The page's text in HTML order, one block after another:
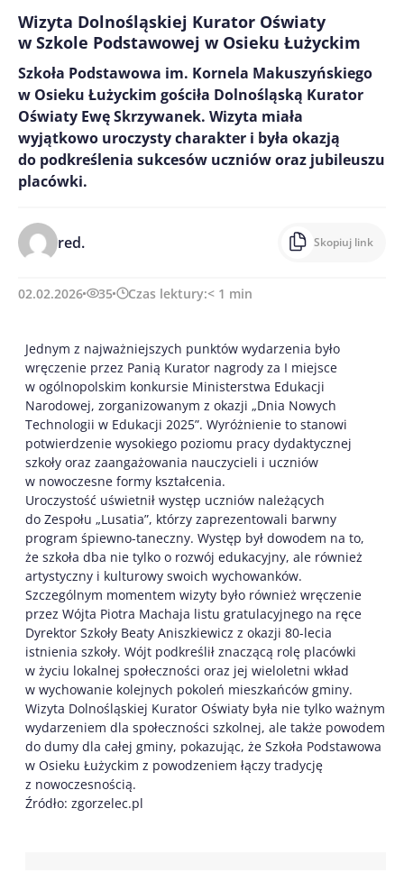
Wizyta Dolnośląskiej Kurator Oświaty
w Szkole Podstawowej w Osieku Łużyckim
Szkoła Podstawowa im. Kornela Makuszyńskiego
w Osieku Łużyckim gościła Dolnośląską Kurator
Oświaty Ewę Skrzywanek. Wizyta miała
wyjątkowo uroczysty charakter i była okazją
do podkreślenia sukcesów uczniów oraz jubileuszu
placówki.
red. Skopiuj link
02.02.2026 35 Czas lektury:< 1 min
Jednym z najważniejszych punktów wydarzenia było
wręczenie przez Panią Kurator nagrody za I miejsce
w ogólnopolskim konkursie Ministerstwa Edukacji
Narodowej, zorganizowanym z okazji „Dnia Nowych
Technologii w Edukacji 2025”. Wyróżnienie to stanowi
potwierdzenie wysokiego poziomu pracy dydaktycznej
szkoły oraz zaangażowania nauczycieli i uczniów
w nowoczesne formy kształcenia.
Uroczystość uświetnił występ uczniów należących
do Zespołu „Lusatia”, którzy zaprezentowali barwny
program śpiewno-taneczny. Występ był dowodem na to,
że szkoła dba nie tylko o rozwój edukacyjny, ale również
artystyczny i kulturowy swoich wychowanków.
Szczególnym momentem wizyty było również wręczenie
przez Wójta Piotra Machaja listu gratulacyjnego na ręce
Dyrektor Szkoły Beaty Aniszkiewicz z okazji 80-lecia
istnienia szkoły. Wójt podkreślił znaczącą rolę placówki
w życiu lokalnej społeczności oraz jej wieloletni wkład
w wychowanie kolejnych pokoleń mieszkańców gminy.
Wizyta Dolnośląskiej Kurator Oświaty była nie tylko ważnym
wydarzeniem dla społeczności szkolnej, ale także powodem
do dumy dla całej gminy, pokazując, że Szkoła Podstawowa
w Osieku Łużyckim z powodzeniem łączy tradycję
z nowoczesnością.
Źródło: zgorzelec.pl